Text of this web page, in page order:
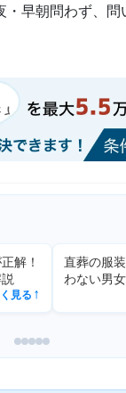
早朝問わず、
直葬の服装完全ガ
わない男女別マナ